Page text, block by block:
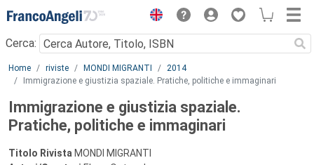
Menu
Cerca:
Main content
Home riviste MONDI MIGRANTI
2014
Immigrazione e giustizia spaziale. Pratiche, politiche e immaginari
Immigrazione e giustizia spaziale.
Pratiche, politiche e immaginari
Titolo Rivista MONDI MIGRANTI